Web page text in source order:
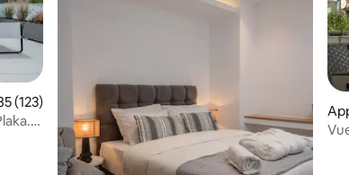
: 4,94 sur 5
moyenne sur la base de 123 commentaires : 4,85
(123)